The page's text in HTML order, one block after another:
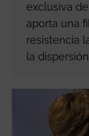
exclusiva
aporta una
resistencia
la